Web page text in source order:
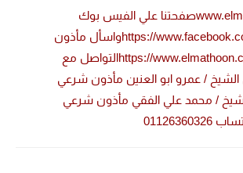
www.elmathoon.comصفحتنا علي الفيس بوك
https://www.facebook.com/elmathooonواسأل مأذون
https://www.elmathoon.com/p/faqs.htmlالتواصل مع
الشيخ / عمرو ابو العنين مأذون شرعي
/ محمد علي الفقي مأذون شرعي